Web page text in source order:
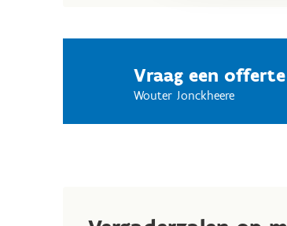
Vraag een
Wouter Jonckheere